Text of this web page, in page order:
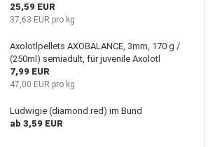
25,59 EUR
37,63 EUR pro kg
Axolotlpellets AXOBALANCE, 3mm, 170 g /
(250ml) semiadult, für juvenile Axolotl
7,99 EUR
47,00 EUR pro kg
Ludwigie (diamond red) im Bund
ab 3,59 EUR